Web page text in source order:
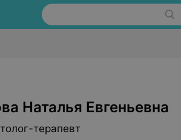
Наталья Евгеньевна
терапевт